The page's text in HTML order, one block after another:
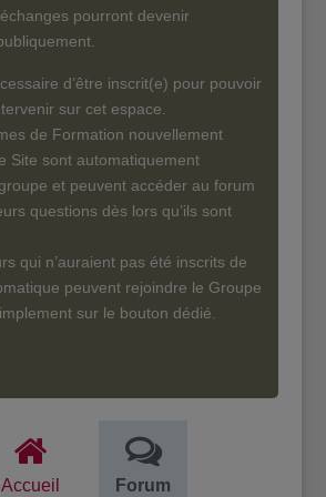
pourront devenir
d’être inscrit(e) pour pouvoir
sur cet espace.
de Formation nouvellement
Site sont automatiquement
et peuvent accéder au forum
questions dès lors qu’ils sont
qui n’auraient pas été inscrits de
peuvent rejoindre le Groupe
sur le bouton dédié.
Accueil Forum